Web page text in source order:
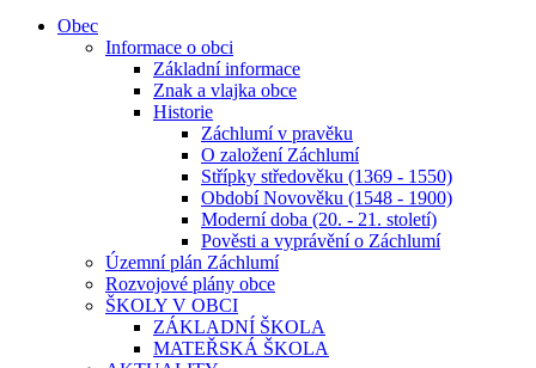
Obec
Informace o obci
Základní informace
Znak a vlajka obce
Historie
Záchlumí v pravěku
O založení Záchlumí
Střípky středověku (1369 - 1550)
Období Novověku (1548 - 1900)
Moderní doba (20. - 21. století)
Pověsti a vyprávění o Záchlumí
Územní plán Záchlumí
Rozvojové plány obce
ŠKOLY V OBCI
ZÁKLADNÍ ŠKOLA
MATEŘSKÁ ŠKOLA